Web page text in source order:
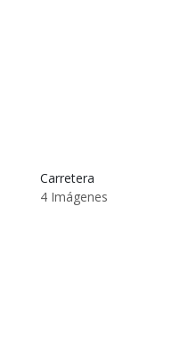
Carretera
4 Imágenes